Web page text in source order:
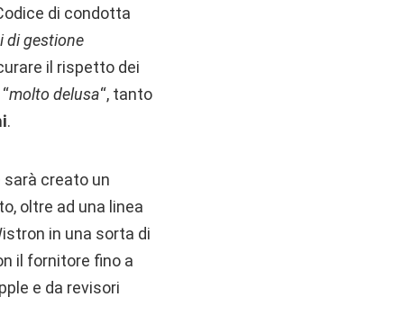
di condotta
di gestione
il rispetto dei
molto delusa“, tanto
.
creato un
oltre ad una linea
in una sorta di
il fornitore fino a
e da revisori